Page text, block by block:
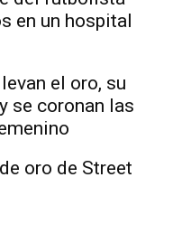
en un hospital
el oro, su
se coronan las
oro de Street